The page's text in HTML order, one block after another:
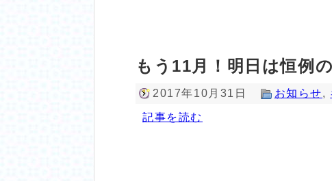
もう11月！明日は恒例
2017年10月31日 お知らせ,
記事を読む